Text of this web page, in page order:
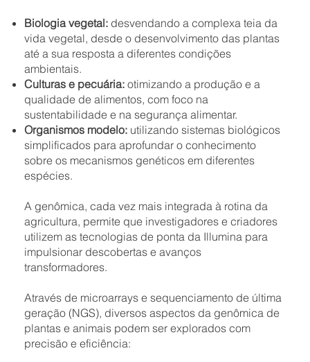
Biologia vegetal:desvendando a complexa teia da
vida vegetal, desde o desenvolvimento das plantas
até a sua resposta a diferentes condições
ambientais.
Culturas e pecuária:otimizando a produção e a
qualidade de alimentos, com foco na
sustentabilidade e na segurança alimentar.
Organismos modelo:utilizando sistemas biológicos
simplificados para aprofundar o conhecimento
sobre os mecanismos genéticos em diferentes
espécies.
A genômica, cada vez mais integrada à rotina da
agricultura, permite que investigadores e criadores
utilizem as tecnologias de ponta da Illumina para
impulsionar descobertas e avanços
transformadores.
Através de microarrays e sequenciamento de última
geração (NGS), diversos aspectos da genômica de
plantas e animais podem ser explorados com
precisão e eficiência: